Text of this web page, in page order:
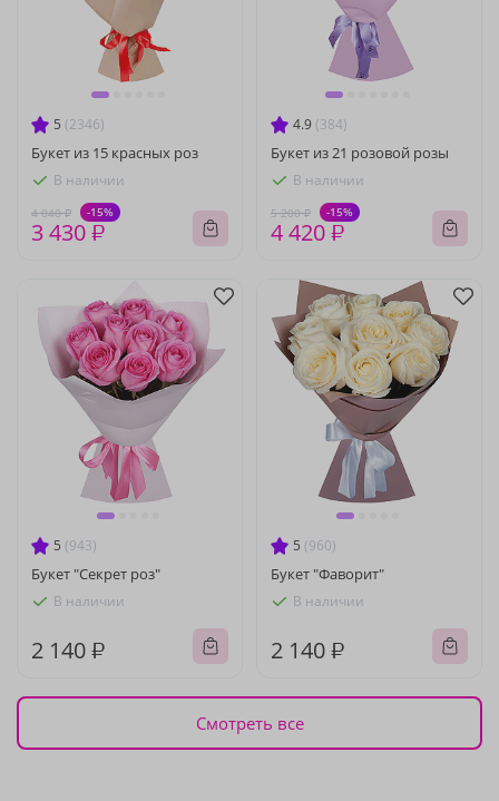
5 (2346)
Букет из 15 красных роз
В наличии
4 040 ₽ -15%
3 430 ₽
4.9 (384)
Букет из 21 розовой розы
В наличии
5 200 ₽ -15%
4 420 ₽
5 (943)
Букет "Секрет роз"
В наличии
2 140 ₽
5 (960)
Букет "Фаворит"
В наличии
2 140 ₽
Смотреть все